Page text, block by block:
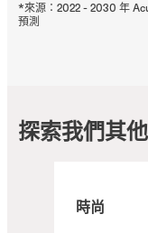
*來源：2022 - 2030 年
預測
探索我們其
時尚